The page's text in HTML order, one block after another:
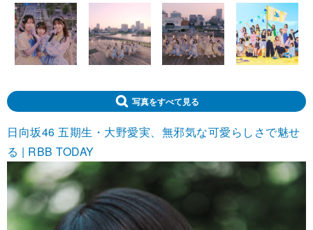
写真をすべて見る
日向坂46 五期生・大野愛実、無邪気な可愛らしさで魅せ
る | RBB TODAY